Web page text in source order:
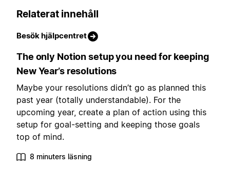
Relaterat innehåll
Besök hjälpcentret
The only Notion setup you need for keeping
New Year’s resolutions
Maybe your resolutions didn’t go as planned this
past year (totally understandable). For the
upcoming year, create a plan of action using this
setup for goal-setting and keeping those goals
top of mind.
8 minuters läsning